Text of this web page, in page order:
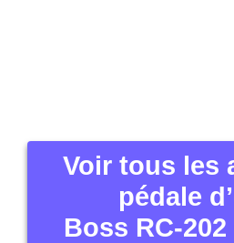
Voir tous les
pédale
Boss RC-202